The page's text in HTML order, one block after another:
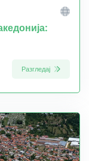
Разгледај